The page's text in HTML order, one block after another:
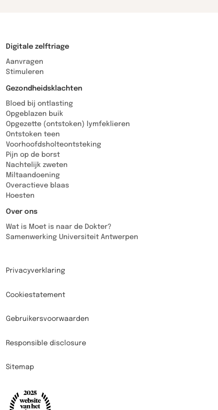
Digitale zelftriage
Aanvragen
Stimuleren
Gezondheidsklachten
Bloed bij ontlasting
Opgeblazen buik
Opgezette (ontstoken) lymfeklieren
Ontstoken teen
Voorhoofdsholteontsteking
Pijn op de borst
Nachtelijk zweten
Miltaandoening
Overactieve blaas
Hoesten
Over ons
Wat is Moet is naar de Dokter?
Samenwerking Universiteit Antwerpen
Privacyverklaring
Cookiestatement
Gebruikersvoorwaarden
Responsible disclosure
Sitemap